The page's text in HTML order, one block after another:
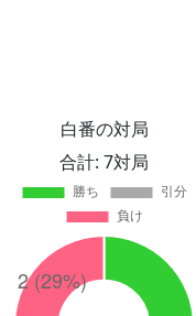
白番の対局
合計: 7対局